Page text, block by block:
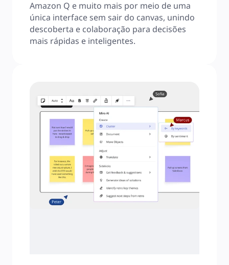
Amazon Q e muito mais por meio de uma
única interface sem sair do canvas, unindo
descoberta e colaboração para decisões
mais rápidas e inteligentes.